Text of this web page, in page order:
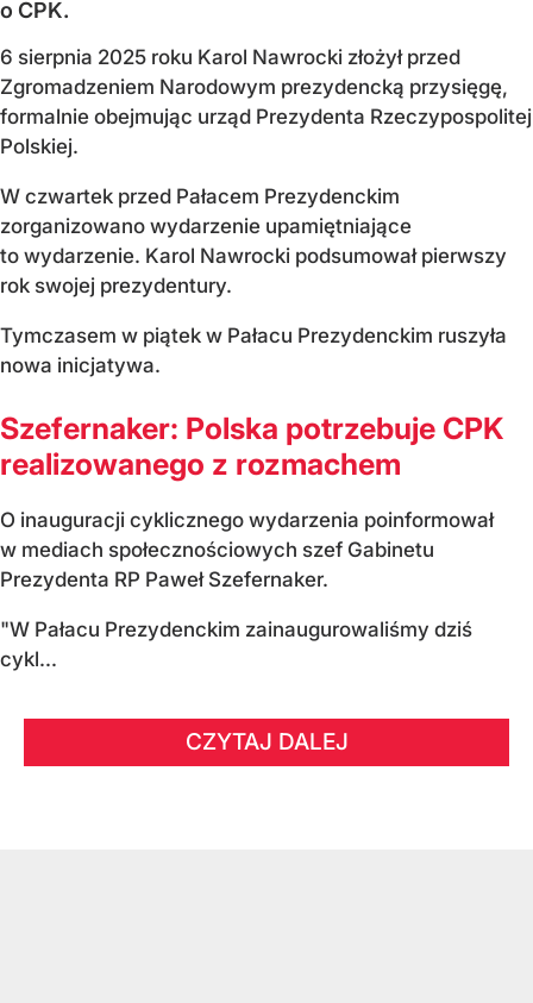
o CPK.
6 sierpnia 2025 roku Karol Nawrocki złożył przed
Zgromadzeniem Narodowym prezydencką przysięgę,
formalnie obejmując urząd Prezydenta Rzeczypospolitej
Polskiej.
W czwartek przed Pałacem Prezydenckim
zorganizowano wydarzenie upamiętniające
to wydarzenie. Karol Nawrocki podsumował pierwszy
rok swojej prezydentury.
Tymczasem w piątek w Pałacu Prezydenckim ruszyła
nowa inicjatywa.
Szefernaker: Polska potrzebuje CPK
realizowanego z rozmachem
O inauguracji cyklicznego wydarzenia poinformował
w mediach społecznościowych szef Gabinetu
Prezydenta RP Paweł Szefernaker.
"W Pałacu Prezydenckim zainaugurowaliśmy dziś
cykl...
CZYTAJ DALEJ